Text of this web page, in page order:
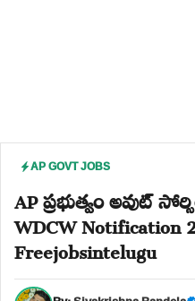
AP GOVT JOBS
AP ప్రభుత్వం అవుట్
WDCW Notification
Freejobsintelugu